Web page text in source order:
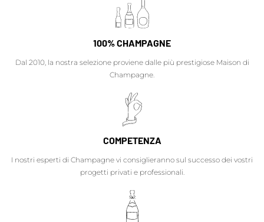
100% CHAMPAGNE
Dal 2010, la nostra selezione proviene dalle più prestigiose Maison di
Champagne.
COMPETENZA
I nostri esperti di Champagne vi consiglieranno sul successo dei vostri
progetti privati e professionali.